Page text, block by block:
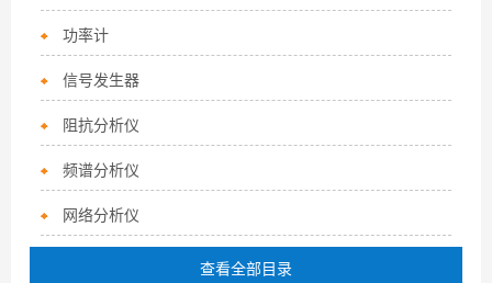
功率计
信号发生器
阻抗分析仪
频谱分析仪
网络分析仪
查看全部目录